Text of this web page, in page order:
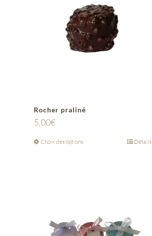
Rocher praliné
5,00€
Choix des options Détails